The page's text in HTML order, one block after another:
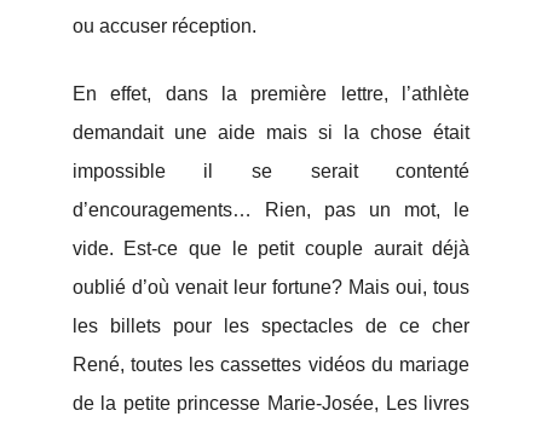
ou accuser réception.
En effet, dans la première lettre, l’athlète
demandait une aide mais si la chose était
impossible il se serait contenté
d’encouragements… Rien, pas un mot, le
vide. Est-ce que le petit couple aurait déjà
oublié d’où venait leur fortune? Mais oui, tous
les billets pour les spectacles de ce cher
René, toutes les cassettes vidéos du mariage
de la petite princesse Marie-Josée, Les livres